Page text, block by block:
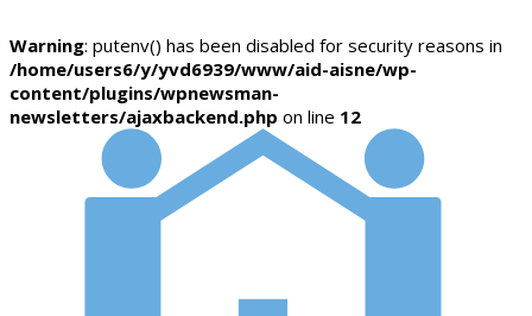
Warning: putenv() has been disabled for security reasons in
/home/users6/y/yvd6939/www/aid-aisne/wp-
content/plugins/wpnewsman-
newsletters/ajaxbackend.php on line 12